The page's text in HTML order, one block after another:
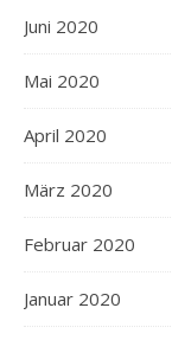
Juni 2020
Mai 2020
April 2020
März 2020
Februar 2020
Januar 2020